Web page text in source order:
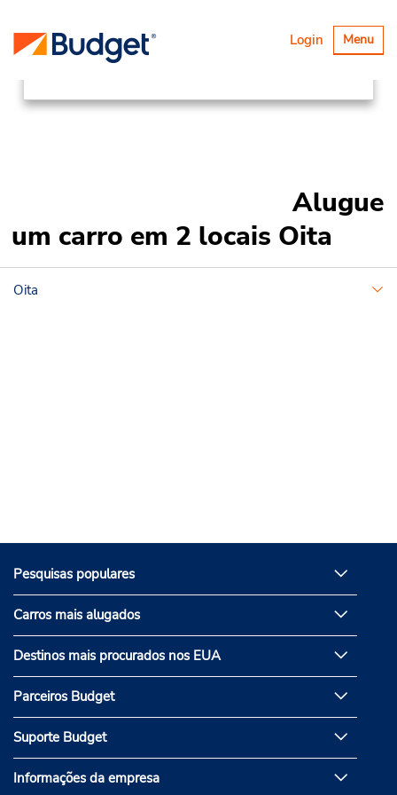
Alternar
Menu
Login
Locations Asia Pacific
Oita
Alugue
um carro em 2 locais Oita
Oita
Pesquisas populares
Carros mais alugados
Destinos mais procurados nos EUA
Parceiros Budget
Suporte Budget
Informações da empresa